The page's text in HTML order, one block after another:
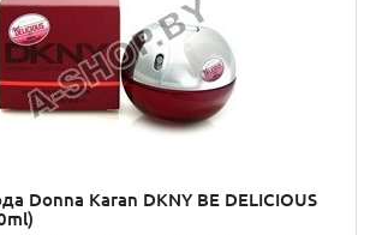
Donna Karan DKNY BE DELICIOUS